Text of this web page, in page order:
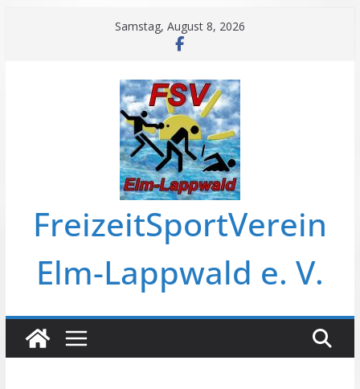
Samstag, August 8, 2026
FreizeitSportVerein
Elm-Lappwald e. V.